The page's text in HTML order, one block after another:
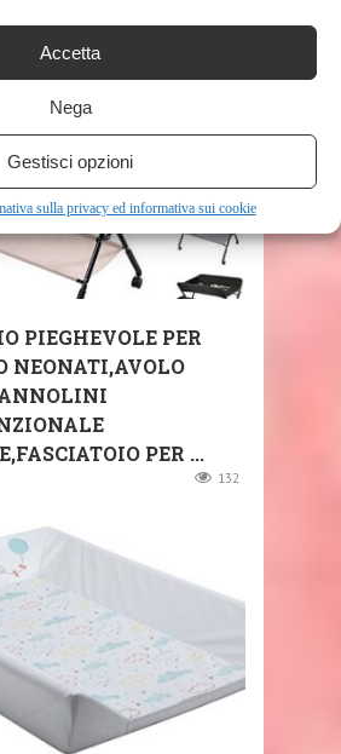
Accetta
Nega
Gestisci opzioni
sulla privacy ed informativa sui cookie
PIEGHEVOLE PER
NEONATI,AVOLO
PER ...
132